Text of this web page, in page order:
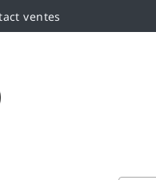
ventes